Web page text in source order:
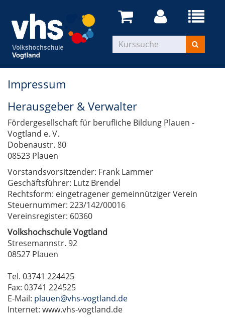
Impressum
Herausgeber & Verwalter
Fördergesellschaft für berufliche Bildung Plauen -
Vogtland e. V.
Dobenaustr. 80
08523 Plauen
Vorstandsvorsitzender: Frank Lammer
Geschäftsführer: Lutz Brendel
Rechtsform: eingetragener gemeinnütziger Verein
Steuernummer: 223/142/00016
Vereinsregister: 60360
Volkshochschule Vogtland
Stresemannstr. 92
08527 Plauen
Tel. 03741 224425
Fax: 03741 224525
E-Mail: plauen@vhs-vogtland.de
Internet: www.vhs-vogtland.de